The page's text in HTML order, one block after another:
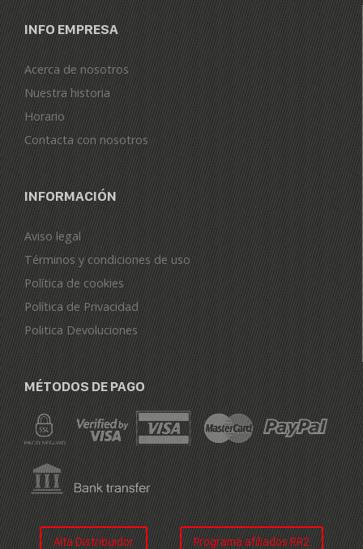
INFO EMPRESA
Acerca de nosotros
Nuestra historia
Horario
Contacta con nosotros
INFORMACIÓN
Aviso legal
Términos y condiciones de uso
Política de cookies
Política de Privacidad
Politica Devoluciones
MÉTODOS DE PAGO
Alta Distribuidor Programa afiliados RR2